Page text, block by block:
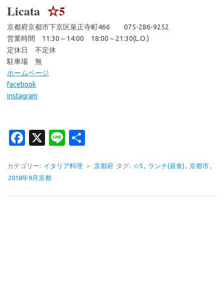
Licata ☆5
京都府京都市下京区泉正寺町466 075-286-9252
営業時間 11:30～14:00 18:00～21:30(L.O.)
定休日 不定休
駐車場 無
ホームページ
facebook
instagram
Fa
e
b
X
Li
e
カテゴリー: イタリア料理 ＞ 京都府 タグ: ☆5 , ランチ(昼食) , 京都市,
2018年9月京都